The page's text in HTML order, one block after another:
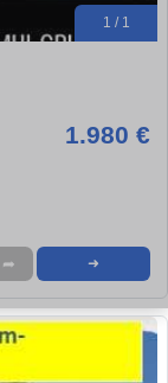
1 / 1
1.980 €
➦ ➜